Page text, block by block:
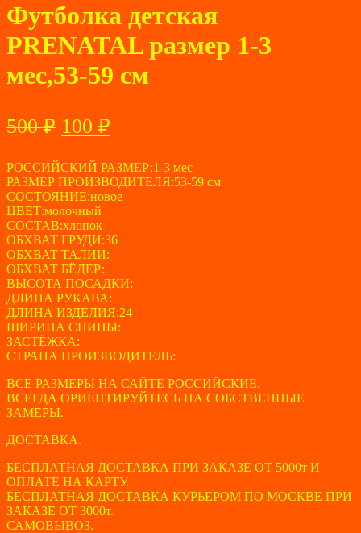
Футболка детская
PRENATAL размер 1-3
мес,53-59 см
500₽ Первоначальная
составляла
500 ₽.
100 ₽
100 ₽.
РОССИЙСКИЙ РАЗМЕР:1-3 мес
РАЗМЕР ПРОИЗВОДИТЕЛЯ:53-59 см
СОСТОЯНИЕ:новое
ЦВЕТ:молочный
СОСТАВ:хлопок
ОБХВАТ ГРУДИ:36
ОБХВАТ ТАЛИИ:
ОБХВАТ БЁДЕР:
ВЫСОТА ПОСАДКИ:
ДЛИНА РУКАВА:
ДЛИНА ИЗДЕЛИЯ:24
ШИРИНА СПИНЫ:
ЗАСТЁЖКА:
СТРАНА ПРОИЗВОДИТЕЛЬ:
ВСЕ РАЗМЕРЫ НА САЙТЕ РОССИЙСКИЕ.
ВСЕГДА ОРИЕНТИРУЙТЕСЬ НА СОБСТВЕННЫЕ
ЗАМЕРЫ.
ДОСТАВКА.
БЕСПЛАТНАЯ ДОСТАВКА ПРИ ЗАКАЗЕ ОТ 5000т И
ОПЛАТЕ НА КАРТУ.
БЕСПЛАТНАЯ ДОСТАВКА КУРЬЕРОМ ПО МОСКВЕ ПРИ
ЗАКАЗЕ ОТ 3000т.
САМОВЫВОЗ.